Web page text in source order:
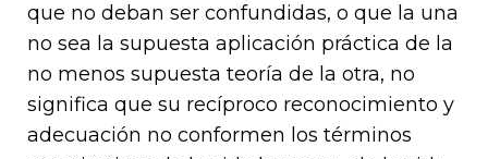
que no deban ser confundidas, o que la una
no sea la supuesta aplicación práctica de la
no menos supuesta teoría de la otra, no
significa que su recíproco reconocimiento y
adecuación no conformen los términos